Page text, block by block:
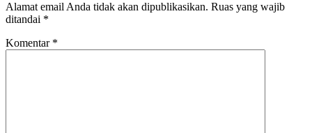
Alamat email Anda tidak akan dipublikasikan. Ruas yang wajib
ditandai *
Komentar *